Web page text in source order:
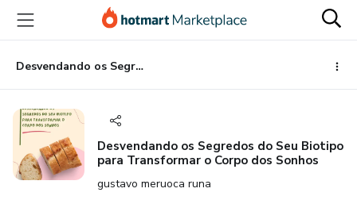
para
conteúdo
principal
para
pagamento
para
rodapé
Desvendando os Segredos do Seu Biotipo para Transformar o Corpo dos Sonhos
Desvendando os Segredos do Seu Biotipo
para Transformar o Corpo dos Sonhos
gustavo meruoca runa